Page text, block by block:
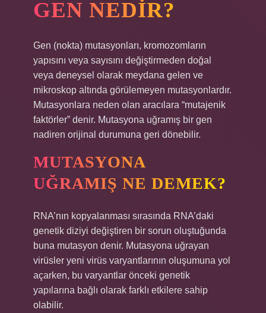
GEN NEDIR?
Gen (nokta) mutasyonları, kromozomların
yapısını veya sayısını değiştirmeden doğal
veya deneysel olarak meydana gelen ve
mikroskop altında görülemeyen mutasyonlardır.
Mutasyonlara neden olan aracılara “mutajenik
faktörler” denir. Mutasyona uğramış bir gen
nadiren orijinal durumuna geri dönebilir.
MUTASYONA
UĞRAMIŞ NE DEMEK?
RNA’nın kopyalanması sırasında RNA’daki
genetik diziyi değiştiren bir sorun oluştuğunda
buna mutasyon denir. Mutasyona uğrayan
virüsler yeni virüs varyantlarının oluşumuna yol
açarken, bu varyantlar önceki genetik
yapılarına bağlı olarak farklı etkilere sahip
olabilir.